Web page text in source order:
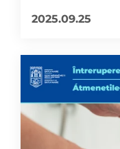
2025.09.25